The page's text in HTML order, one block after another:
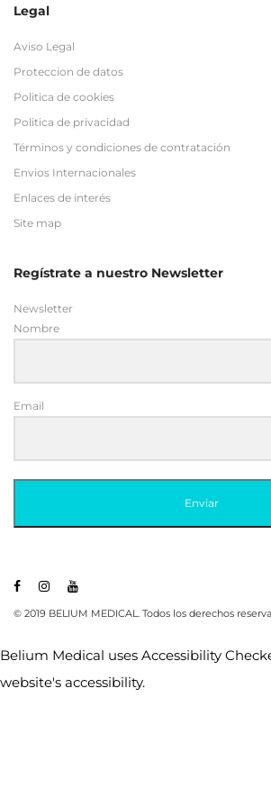
Legal
Aviso Legal
Proteccion de datos
Politica de cookies
Politica de privacidad
Términos y condiciones de contratación
Envios Internacionales
Enlaces de interés
Site map
Regístrate a nuestro Newsletter
Newsletter
Nombre
Email
Enviar
© 2019 BELIUM MEDICAL. Todos los derechos
Belium Medical uses Accessibility
website's accessibility.